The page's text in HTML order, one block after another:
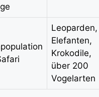
Leoparden,
Elefanten,
Krokodile,
über 200
Vogelarten